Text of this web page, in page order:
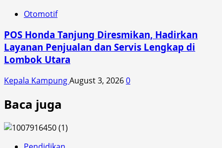
Otomotif
POS Honda Tanjung Diresmikan, Hadirkan
Layanan Penjualan dan Servis Lengkap di
Lombok Utara
Kepala KampungAugust 3, 20260
Baca juga